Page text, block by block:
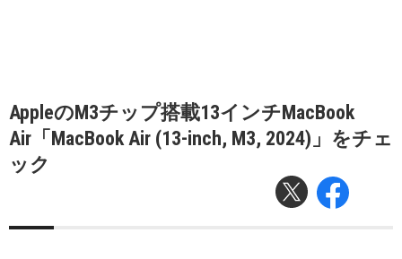
AppleのM3チップ搭載13インチMacBook
Air「MacBook Air (13-inch, M3, 2024)」をチェ
ック